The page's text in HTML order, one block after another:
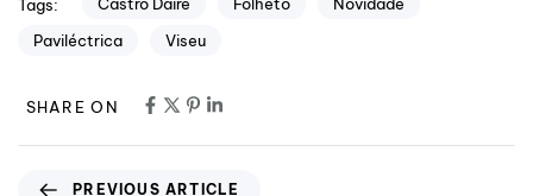
Tags:
Paviléctrica
Viseu
SHARE ON
PREVIOUS ARTICLE